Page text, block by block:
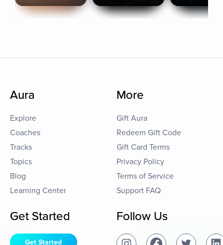
Aura
Explore
Coaches
Tracks
Topics
Blog
Learning Center
More
Gift Aura
Redeem Gift Code
Gift Card Terms
Privacy Policy
Terms of Service
Support FAQ
Get Started
Get Started
Follow Us